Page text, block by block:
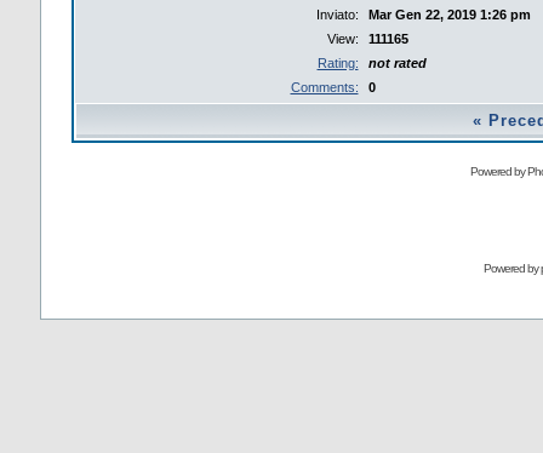
Inviato:
Mar Gen 22, 2019 1:26 pm
View:
111165
Rating:
not rated
Comments:
0
«
Powered by
Powered by